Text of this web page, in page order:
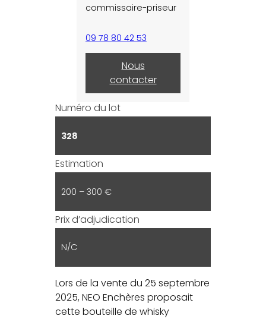
commissaire-priseur
09 78 80 42 53
Nous
contacter
Numéro du lot
328
Estimation
200 – 300 €
Prix d’adjudication
N/C
Lors de la vente du 25 septembre
2025, NEO Enchères proposait
cette bouteille de whisky